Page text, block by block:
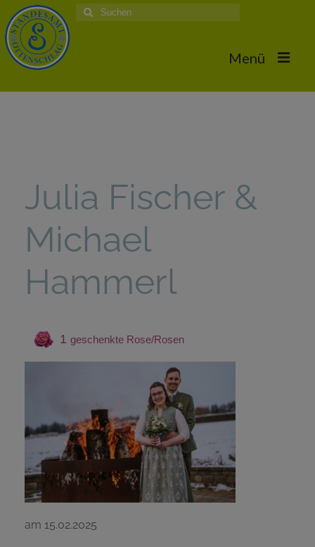
Suche
nach:
Menü
Hochzeiten 2026
Hochzeiten 2025
Hochzeiten 2024
Hochzeiten 2017
Geburten
Staatsbürgerschaft
Gemeinde Ottenschlag
Kontakt
Julia Fischer &
Michael
Hammerl
1
am 15.02.2025